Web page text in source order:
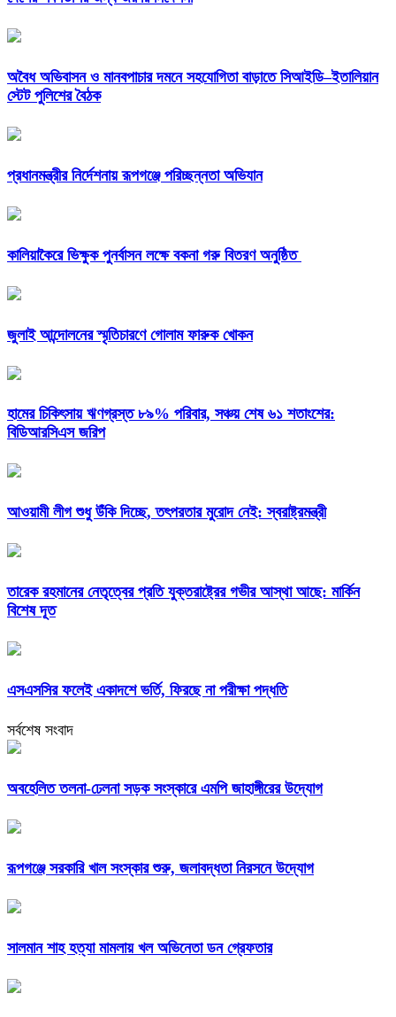
অবৈধ অভিবাসন ও মানবপাচার দমনে সহযোগিতা বাড়াতে সিআইডি–ইতালিয়ান
স্টেট পুলিশের বৈঠক
প্রধানমন্ত্রীর নির্দেশনায় রূপগঞ্জে পরিচ্ছন্নতা অভিযান
কালিয়াকৈরে ভিক্ষুক পুনর্বাসন লক্ষে বকনা গরু বিতরণ অনুষ্ঠিত
জুলাই আন্দোলনের স্মৃতিচারণে গোলাম ফারুক খোকন
হামের চিকিৎসায় ঋণগ্রস্ত ৮৯% পরিবার, সঞ্চয় শেষ ৬১ শতাংশের:
বিডিআরসিএস জরিপ
আওয়ামী লীগ শুধু উঁকি দিচ্ছে, তৎপরতার মুরোদ নেই: স্বরাষ্ট্রমন্ত্রী
তারেক রহমানের নেতৃত্বের প্রতি যুক্তরাষ্ট্রের গভীর আস্থা আছে: মার্কিন
বিশেষ দূত
এসএসসির ফলেই একাদশে ভর্তি, ফিরছে না পরীক্ষা পদ্ধতি
সর্বশেষ সংবাদ
অবহেলিত তলনা-ঢেলনা সড়ক সংস্কারে এমপি জাহাঙ্গীরের উদ্যোগ
রূপগঞ্জে সরকারি খাল সংস্কার শুরু, জলাবদ্ধতা নিরসনে উদ্যোগ
সালমান শাহ হত্যা মামলায় খল অভিনেতা ডন গ্রেফতার